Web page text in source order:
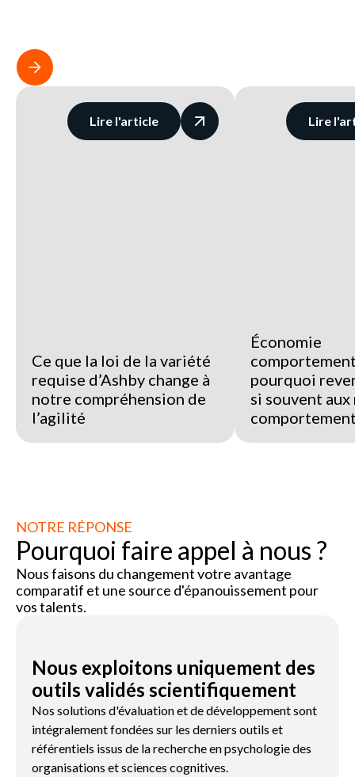
Lire l'article
Ce que la loi de la variété
requise d’Ashby change à
notre compréhension de
l’agilité
Lire
Économie
pourquoi
si souvent aux
NOTRE RÉPONSE
Pourquoi faire appel à nous ?
Nous faisons du changement votre avantage
comparatif et une source d'épanouissement pour
vos talents.
Nous exploitons uniquement des
outils validés scientifiquement
Nos solutions d'évaluation et de développement sont
intégralement fondées sur les derniers outils et
référentiels issus de la recherche en psychologie des
organisations et sciences cognitives.